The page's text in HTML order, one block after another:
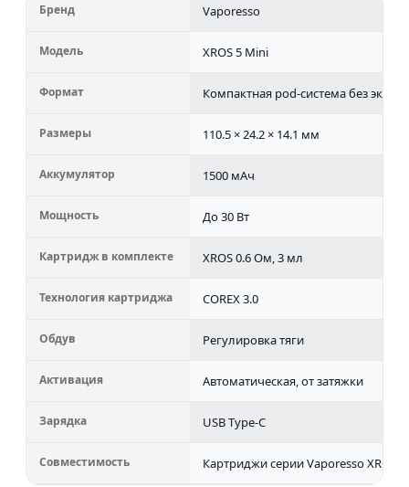
Бренд Vaporesso
Модель XROS 5 Mini
Формат Компактная pod-система без экрана
Размеры 110.5 × 24.2 × 14.1 мм
Аккумулятор 1500 мАч
Мощность До 30 Вт
Картридж в комплекте XROS 0.6 Ом, 3 мл
Технология картриджа COREX 3.0
Обдув Регулировка тяги
Активация Автоматическая, от затяжки
Зарядка USB Type-C
Совместимость Картриджи серии Vaporesso XROS